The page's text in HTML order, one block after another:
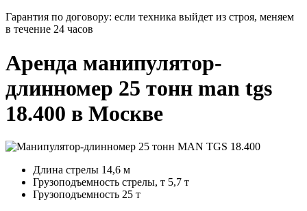
Гарантия по договору: если техника выйдет из строя, меняем
в течение 24 часов
Аренда манипулятор-
длинномер 25 тонн man tgs
18.400 в Москве
Длина стрелы 14,6 м
Грузоподъемность стрелы, т 5,7 т
Грузоподъемность 25 т